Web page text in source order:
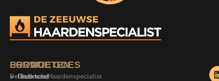
SERVICE
Onderhoud
PRODUCTEN
Houtkachel
LOCATIE GOES
De Zeeuwse Haardenspecialist